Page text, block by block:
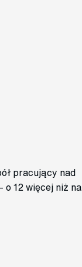
pracujący nad
o 12 więcej niż na